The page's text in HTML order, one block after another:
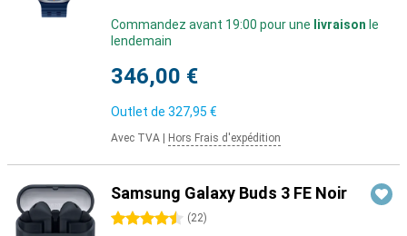
Commandez avant 19:00 pour une livraison le
lendemain
346,00 €
Outlet de 327,95 €
Avec TVA Hors Frais d'expédition
Samsung Galaxy Buds 3 FE Noir
4.5 étoiles (22)